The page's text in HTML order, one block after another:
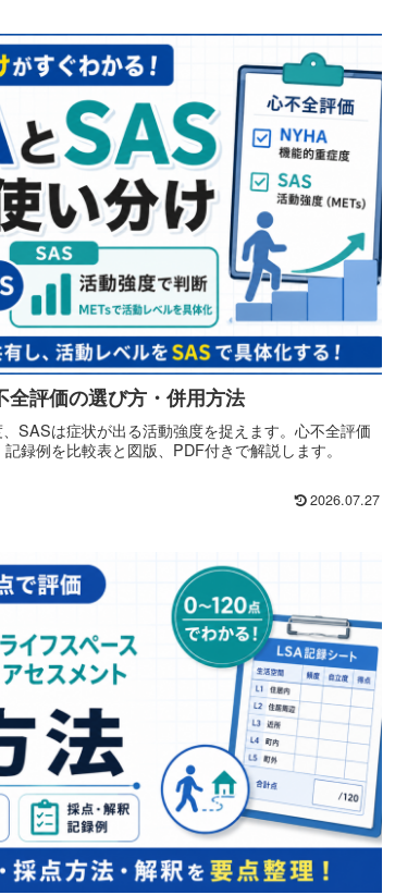
評価の選び方・併用方法
SASは症状が出る活動強度を捉えます。心不全評価
録例を比較表と図版、PDF付きで解説します。
2026.07.27